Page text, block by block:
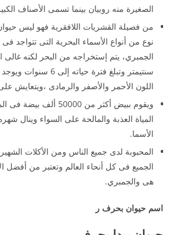
الصغيرة منه روبيان بينما تسمى الأصناف
من فصيلة القشريات اللافقرية فهو ليس
نوع من أنواع الأسماء البحرية التى تتواجد
سنتيمتر وتبلغ فترة
اللون الأحمر والأصفر والرمادى ،ويتعايش
ويقوم ببيض أكثر من
المياة العذبة والمالحة على السواء وينال
الأسما.
المحبوبة لدى جميع الناس ومن الأكلات
الجميع فى كل أنحاء العالم وتعتبر من أفضل
هى والجمبري.
اسم حيوان بحرف ر